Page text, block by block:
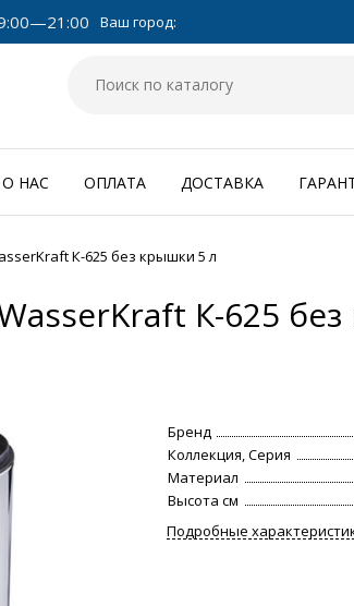
Ваш город:
О НАС ОПЛАТА ДОСТАВКА
К-625 без крышки 5 л
К-625
Бренд
Коллекция, Серия
Материал
Высота см
Подробные